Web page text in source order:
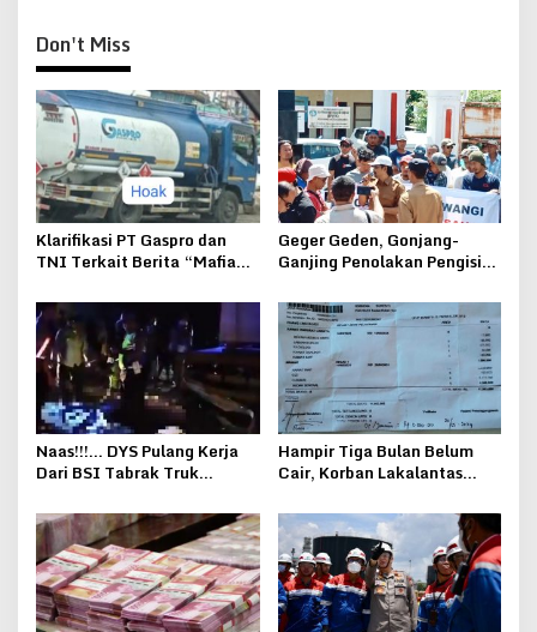
Don't Miss
Klarifikasi PT Gaspro dan
TNI Terkait Berita “Mafia
Geger Geden, Gonjang-
Ganjing Penolakan Pengisian
Pucakwangi
Naas!!!… DYS Pulang Kerja
Dari BSI Tabrak Truk
Ditempat
Hampir Tiga Bulan Belum
Cair, Korban Lakalantas
Pelayanan Jasa Raharja